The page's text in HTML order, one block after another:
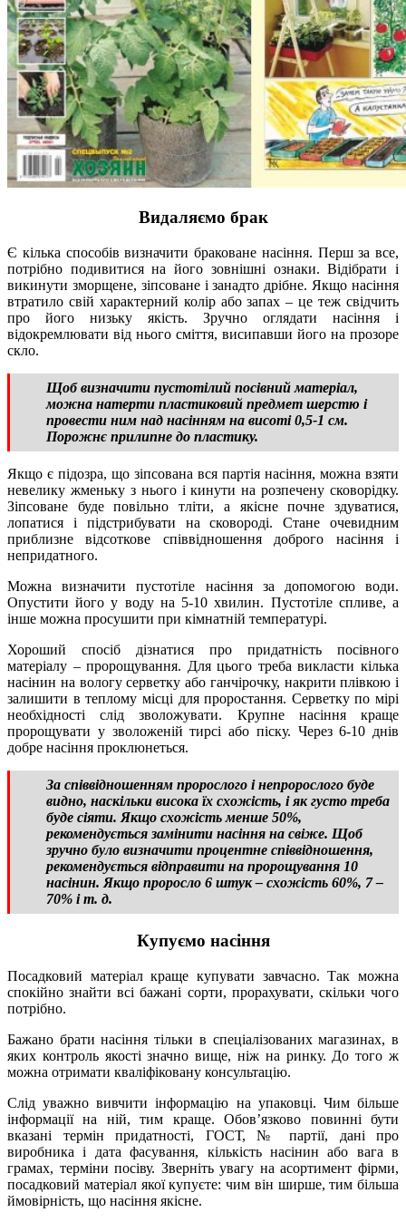
Видаляємо брак
Є кілька способів визначити браковане насіння. Перш за все,
потрібно подивитися на його зовнішні ознаки. Відібрати і
викинути зморщене, зіпсоване і занадто дрібне. Якщо насіння
втратило свій характерний колір або запах – це теж свідчить
про його низьку якість. Зручно оглядати насіння і
відокремлювати від нього сміття, висипавши його на прозоре
скло.
Щоб визначити пустотілий посівний матеріал,
можна натерти пластиковий предмет шерстю і
провести ним над насінням на висоті 0,5-1 см.
Порожнє прилипне до пластику.
Якщо є підозра, що зіпсована вся партія насіння, можна взяти
невелику жменьку з нього і кинути на розпечену сковорідку.
Зіпсоване буде повільно тліти, а якісне почне здуватися,
лопатися і підстрибувати на сковороді. Стане очевидним
приблизне відсоткове співвідношення доброго насіння і
непридатного.
Можна визначити пустотіле насіння за допомогою води.
Опустити його у воду на 5-10 хвилин. Пустотіле спливе, а
інше можна просушити при кімнатній температурі.
Хороший спосіб дізнатися про придатність посівного
матеріалу – пророщування. Для цього треба викласти кілька
насінин на вологу серветку або ганчірочку, накрити плівкою і
залишити в теплому місці для проростання. Серветку по мірі
необхідності слід зволожувати. Крупне насіння краще
пророщувати у зволоженій тирсі або піску. Через 6-10 днів
добре насіння проклюнеться.
За співвідношенням пророслого і непророслого буде
видно, наскільки висока їх схожість, і як густо треба
буде сіяти. Якщо схожість менше 50%,
рекомендується замінити насіння на свіже. Щоб
зручно було визначити процентне співвідношення,
рекомендується відправити на пророщування 10
насінин. Якщо проросло 6 штук – схожість 60%, 7 –
70% і т. д.
Купуємо насіння
Посадковий матеріал краще купувати завчасно. Так можна
спокійно знайти всі бажані сорти, прорахувати, скільки чого
потрібно.
Бажано брати насіння тільки в спеціалізованих магазинах, в
яких контроль якості значно вище, ніж на ринку. До того ж
можна отримати кваліфіковану консультацію.
Слід уважно вивчити інформацію на упаковці. Чим більше
інформації на ній, тим краще. Обов’язково повинні бути
вказані термін придатності, ГОСТ, № партії, дані про
виробника і дата фасування, кількість насінин або вага в
грамах, терміни посіву. Зверніть увагу на асортимент фірми,
посадковий матеріал якої купуєте: чим він ширше, тим більша
ймовірність, що насіння якісне.